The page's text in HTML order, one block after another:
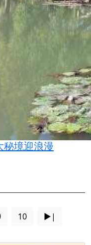
境迎浪漫
10 ►|